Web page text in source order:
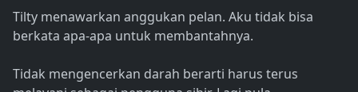
Tilty menawarkan anggukan pelan. Aku tidak bisa
berkata apa-apa untuk membantahnya.
Tidak mengencerkan darah berarti harus terus